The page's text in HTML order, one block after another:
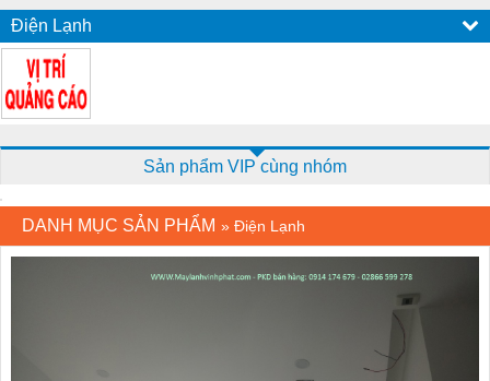
Điện Lạnh
Sản phẩm VIP cùng nhóm
DANH MỤC SẢN PHẨM » Điện Lạnh